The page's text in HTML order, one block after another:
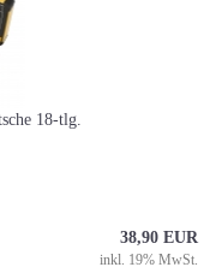
18-tlg.
38,90 EUR
inkl. 19% MwSt.